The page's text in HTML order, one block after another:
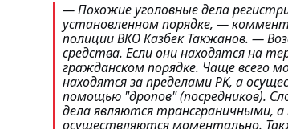
— Похожие уголовные дела
установленном порядке, —
полиции ВКО Казбек Такжанов. —
средства. Если они находятся на
гражданском порядке. Чаще всего
находятся за пределами РК, а
помощью "дропов" (посредников).
дела являются трансграничными,
осуществляются моментально.